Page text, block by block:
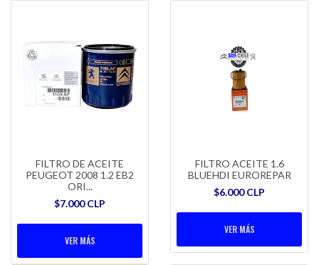
FILTRO DE ACEITE
PEUGEOT 2008 1.2 EB2
ORI...
$7.000 CLP
VER MÁS
FILTRO ACEITE 1.6
BLUEHDI EUROREPAR
$6.000 CLP
VER MÁS